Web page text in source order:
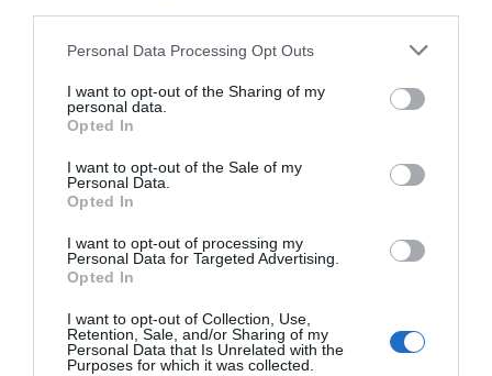
Please note that this website/app uses one or more Google
not limited to your visit or usage behaviour. You may click to
grant or deny consent to Google and its third-party tags to
use your data for below specified purposes in below Google
consent section.
Personal Data Processing Opt Outs
I want to opt-out of the Sharing of my
personal data.
Opted In
I want to opt-out of the Sale of my
Personal Data.
Opted In
I want to opt-out of processing my
Personal Data for Targeted Advertising.
Opted In
I want to opt-out of Collection, Use,
Retention, Sale, and/or Sharing of my
Personal Data that Is Unrelated with the
Purposes for which it was collected.
Comentários
Últimas
ROTEIRO
Mariano regressa ao Marginal e Summer Jam anima o
Jam este Sábado